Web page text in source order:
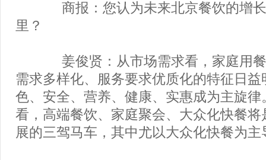
商报：您认为未来北京餐饮的增长
里？
姜俊贤：从市场需求看，家庭用餐
需求多样化、服务要求优质化的特征日益
色、安全、营养、健康、实惠成为主旋律
看，高端餐饮、家庭聚会、大众化快餐将
展的三驾马车，其中尤以大众化快餐为主